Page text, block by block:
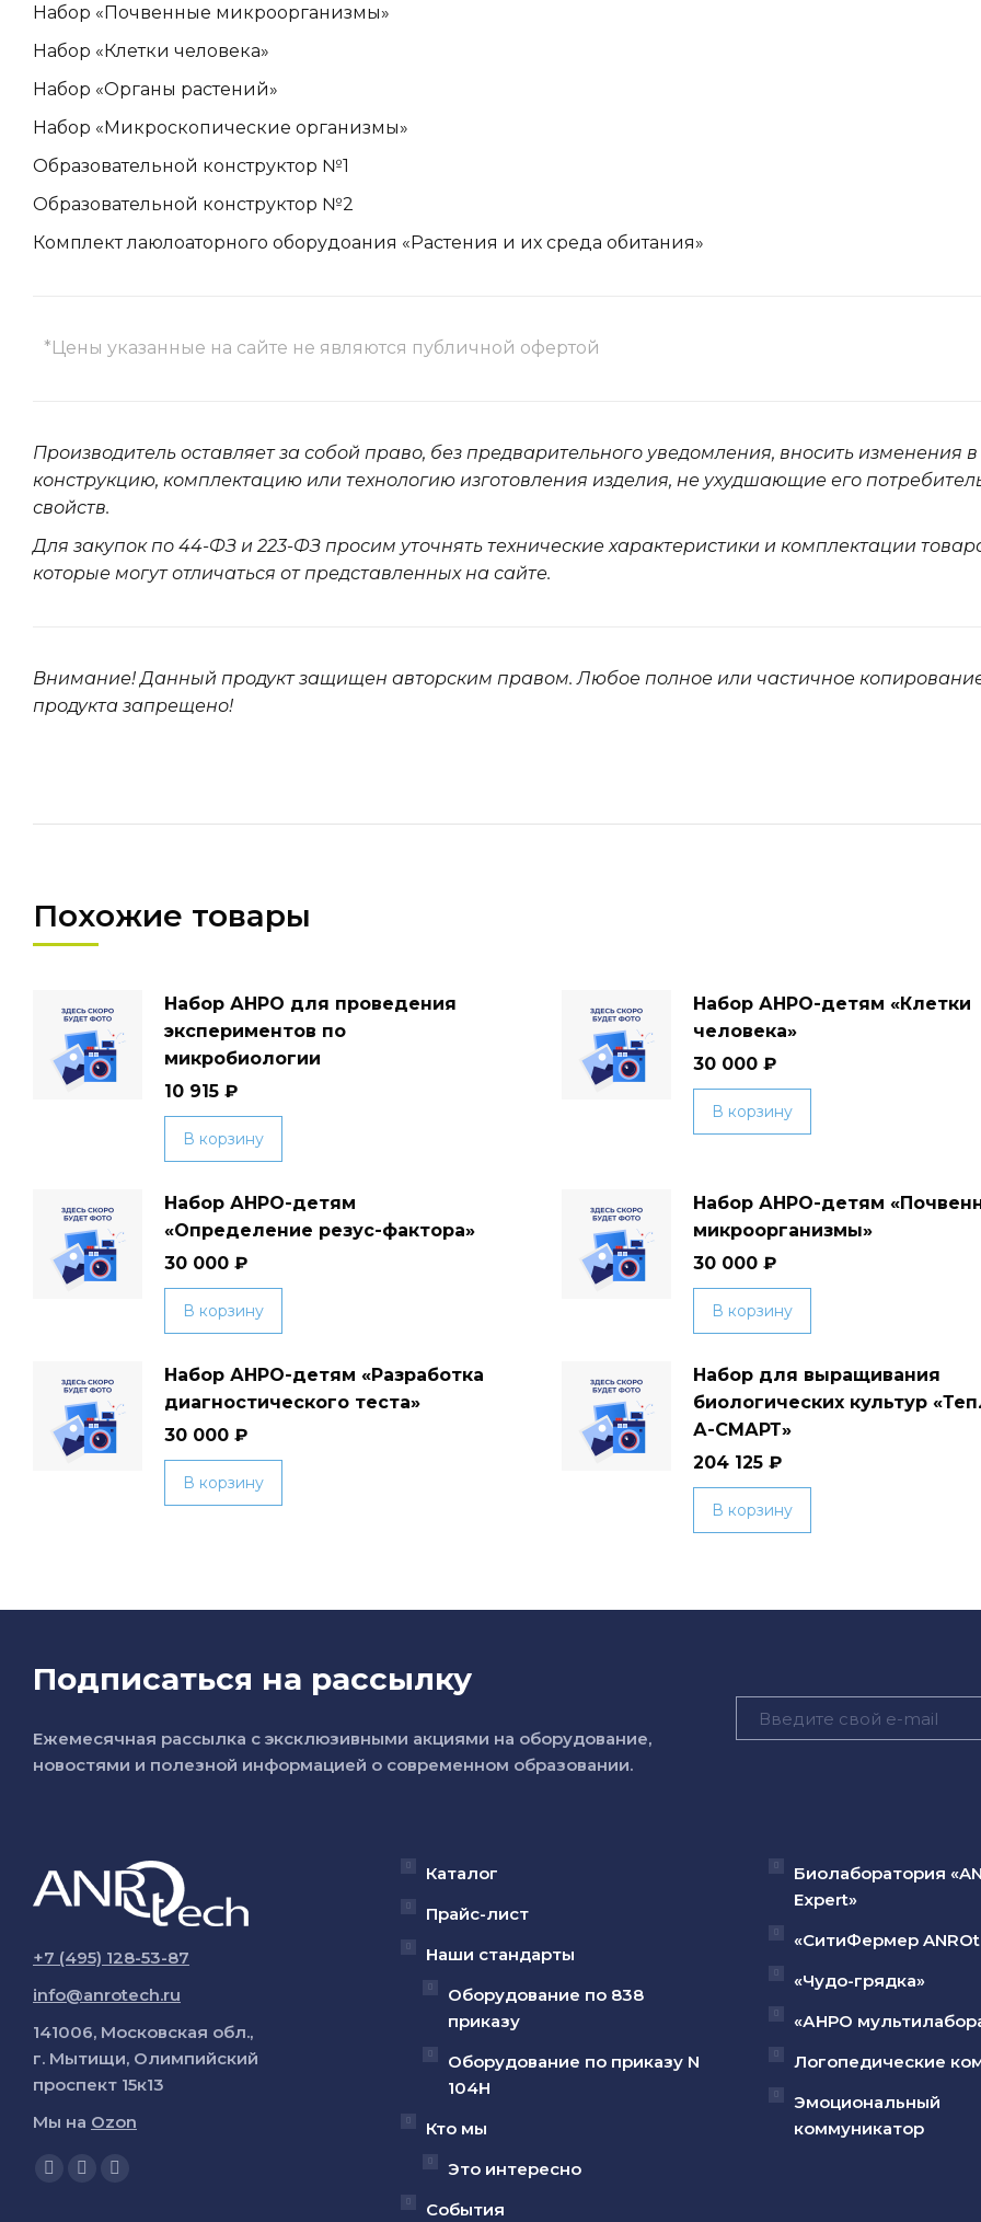
Набор «Почвенные микроорганизмы»
Набор «Клетки человека»
Набор «Органы растений»
Набор «Микроскопические организмы»
Образовательной конструктор №1
Образовательной конструктор №2
Комплект лаюлоаторного оборудоания «Растения и их среда обитания»
*Цены указанные на сайте не являются публичной офертой
Производитель оставляет за собой право, без предварительного уведомления, вносить изменения в
конструкцию, комплектацию или технологию изготовления изделия, не ухудшающие его
свойств.
Для закупок по 44-ФЗ и 223-ФЗ просим уточнять технические характеристики и комплектации
которые могут отличаться от представленных на сайте.
Внимание! Данный продукт защищен авторским правом. Любое полное или частичное
продукта запрещено!
Похожие товары
Набор АНРО для проведения
экспериментов по
микробиологии
10 915 ₽
В корзину
Набор АНРО-детям «Клетки
человека»
30 000₽
В корзину
Набор АНРО-детям
«Определение резус-фактора»
30 000 ₽
В корзину
Набор АНРО-детям
микроорганизмы»
30 000₽
В корзину
Набор АНРО-детям «Разработка
диагностического теста»
30 000 ₽
В корзину
Набор для выращивания
биологических культур
А-СМАРТ»
204 125₽
В корзину
Подписаться на рассылку
Ежемесячная рассылка с эксклюзивными акциями на оборудование,
новостями и полезной информацией о современном образовании.
+7 (495) 128-53-87
info@anrotech.ru
141006, Московская обл.,
г. Мытищи, Олимпийский
проспект 15к13
Мы на Ozon
Ищите нас:
Страница
Страница
Страница
Каталог
Прайс-лист
Наши стандарты
Оборудование по 838
приказу
Оборудование по приказу N
104Н
Кто мы
Это интересно
События
Биолаборатория
Expert»
«СитиФермер
«Чудо-грядка»
«АНРО
Логопедические
Эмоциональный
коммуникатор